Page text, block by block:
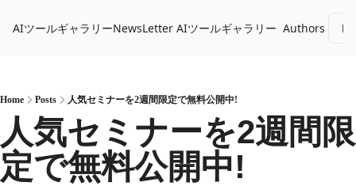
AIツールギャラリーNewsLetter AIツールギャラリー Authors
Home Posts 人気セミナーを2週間限定で無料公開中!
人気セミナーを2週間限
定で無料公開中!